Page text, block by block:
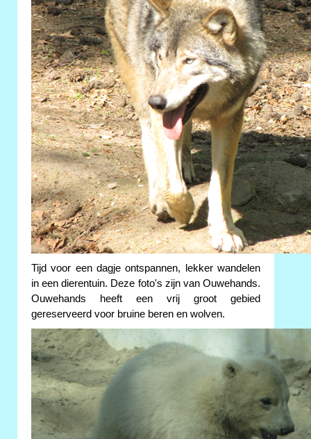
Tijd voor een dagje ontspannen, lekker wandelen
in een dierentuin. Deze foto's zijn van Ouwehands.
Ouwehands heeft een vrij groot gebied
gereserveerd voor bruine beren en wolven.